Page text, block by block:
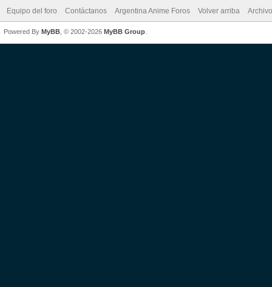
Equipo del foro Contáctanos Argentina Anime Foros Volver arriba
Powered By MyBB , © 2002-2026 MyBB Group